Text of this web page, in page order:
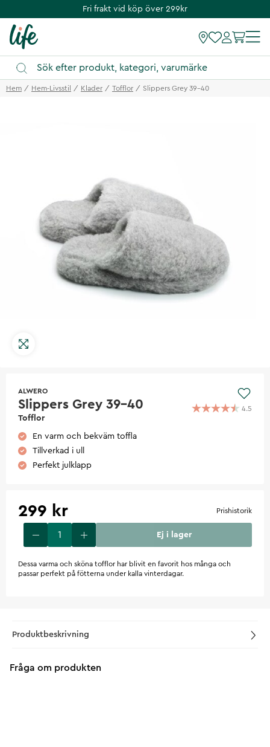
Fri frakt vid köp över 299kr
Hem Hem-Livsstil Klader Tofflor Slippers Grey 39-40
ALWERO
Slippers Grey 39-40
Tofflor
4.5
En varm och bekväm toffla
Tillverkad i ull
Perfekt julklapp
299 kr Prishistorik
Ej i lager
Dessa varma och sköna tofflor har blivit en favorit hos många och
passar perfekt på fötterna under kalla vinterdagar.
Produktbeskrivning
Fråga om produkten